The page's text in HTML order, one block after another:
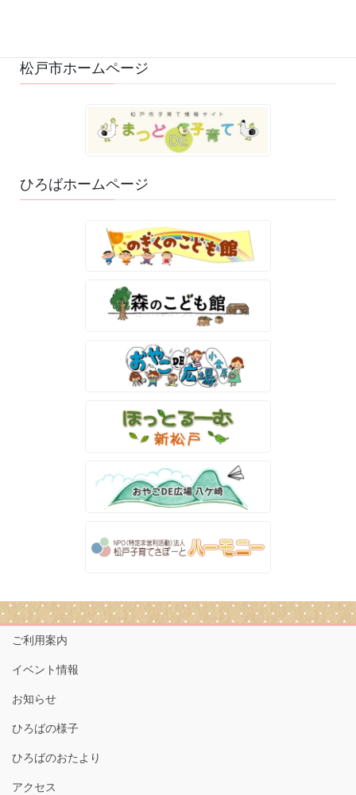
松戸市ホームページ
ひろばホームページ
ご利用案内
イベント情報
お知らせ
ひろばの様子
ひろばのおたより
アクセス